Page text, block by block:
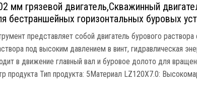
мм грязевой двигатель,Скважинный
бестраншейных горизонтальных буровых
представляет собой двигатель бурового
под высоким давлением в винт, гидравлическая
в движение главный вал и буровое долото для
продукта Тип продукта: 5Материал LZ120X7.0: